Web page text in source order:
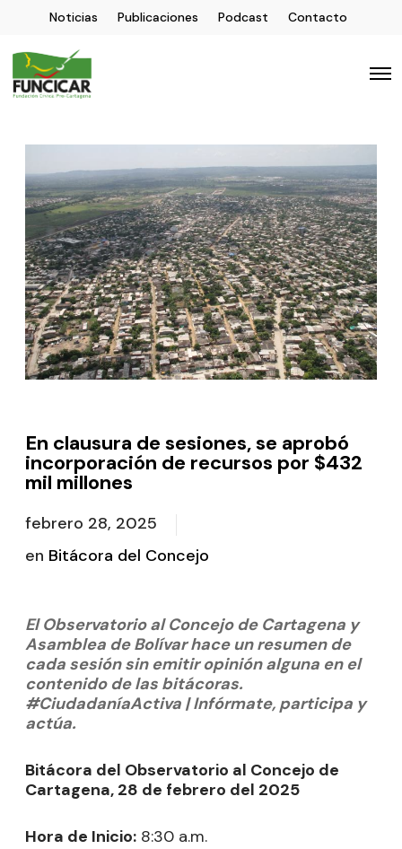
Noticias Publicaciones Podcast Contacto
En clausura de sesiones, se aprobó
incorporación de recursos por $432
mil millones
febrero 28, 2025
en Bitácora del Concejo
El Observatorio al Concejo de Cartagena y
Asamblea de Bolívar hace un resumen de
cada sesión sin emitir opinión alguna en el
contenido de las bitácoras.
#CiudadaníaActiva | Infórmate, participa y
actúa.
Bitácora del Observatorio al Concejo de
Cartagena, 28 de febrero del 2025
Hora de Inicio: 8:30 a.m.